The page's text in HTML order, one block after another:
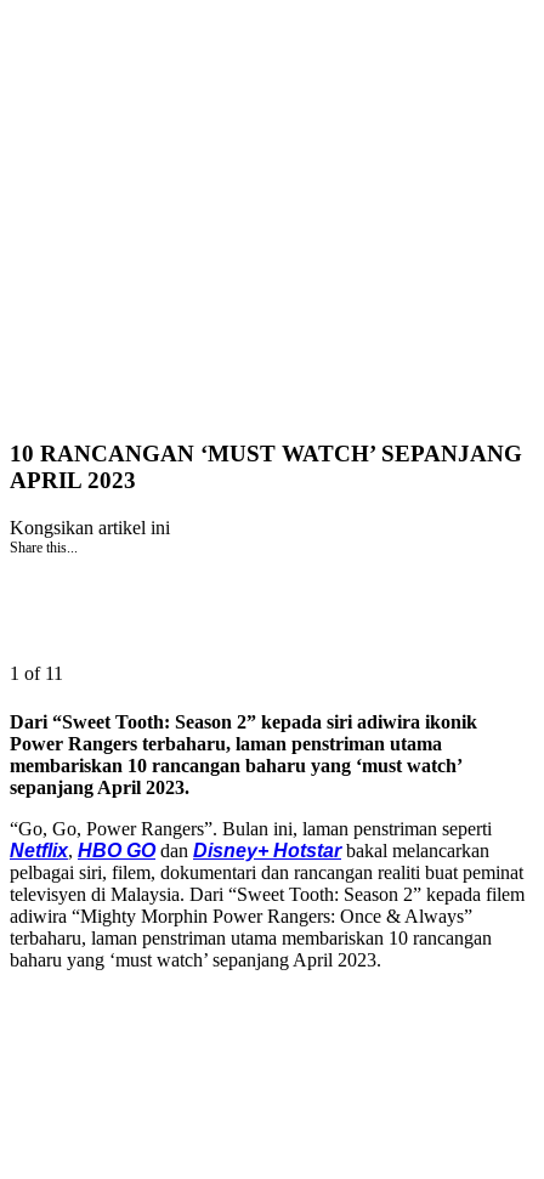
10 RANCANGAN ‘MUST WATCH’ SEPANJANG
APRIL 2023
Kongsikan artikel ini
Share this...
1 of 11
Dari “Sweet Tooth: Season 2” kepada siri adiwira ikonik
Power Rangers terbaharu, laman penstriman utama
membariskan 10 rancangan baharu yang ‘must watch’
sepanjang April 2023.
“Go, Go, Power Rangers”. Bulan ini, laman penstriman seperti
Netflix, HBO GOdan Disney+ Hotstarbakal melancarkan
pelbagai siri, filem, dokumentari dan rancangan realiti buat peminat
televisyen di Malaysia. Dari “Sweet Tooth: Season 2” kepada filem
adiwira “Mighty Morphin Power Rangers: Once & Always”
terbaharu, laman penstriman utama membariskan 10 rancangan
baharu yang ‘must watch’ sepanjang April 2023.